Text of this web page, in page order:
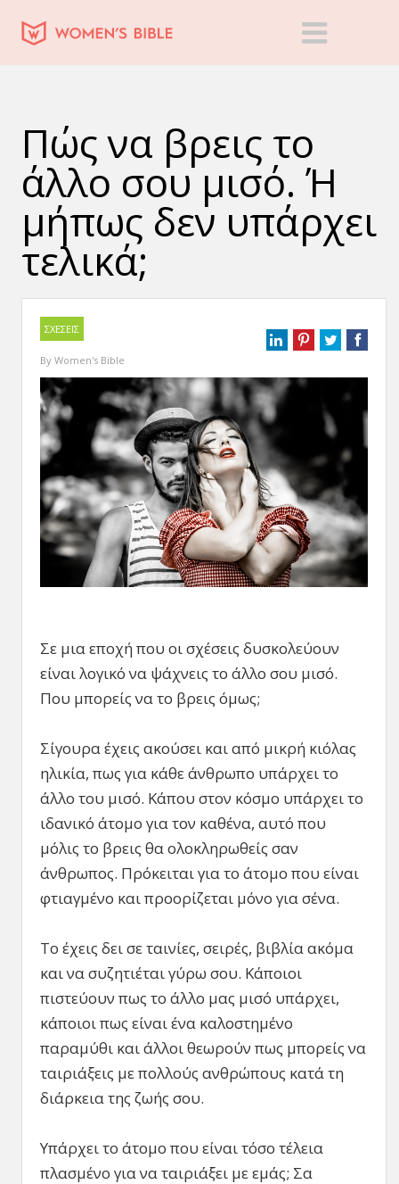
Πώς να βρεις το
άλλο σου μισό. Ή
μήπως δεν υπάρχει
τελικά;
ΣΧΕΣΕΙΣ
By Women's Bible
Σε μια εποχή που οι σχέσεις δυσκολεύουν
είναι λογικό να ψάχνεις το άλλο σου μισό.
Που μπορείς να το βρεις όμως;
Σίγουρα έχεις ακούσει και από μικρή κιόλας
ηλικία, πως για κάθε άνθρωπο υπάρχει το
άλλο του μισό. Κάπου στον κόσμο υπάρχει το
ιδανικό άτομο για τον καθένα, αυτό που
μόλις το βρεις θα ολοκληρωθείς σαν
άνθρωπος. Πρόκειται για το άτομο που είναι
φτιαγμένο και προορίζεται μόνο για σένα.
Το έχεις δει σε ταινίες, σειρές, βιβλία ακόμα
και να συζητιέται γύρω σου. Κάποιοι
πιστεύουν πως το άλλο μας μισό υπάρχει,
κάποιοι πως είναι ένα καλοστημένο
παραμύθι και άλλοι θεωρούν πως μπορείς να
ταιριάξεις με πολλούς ανθρώπους κατά τη
διάρκεια της ζωής σου.
Υπάρχει το άτομο που είναι τόσο τέλεια
πλασμένο για να ταιριάξει με εμάς; Σα